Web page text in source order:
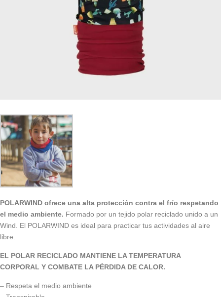
POLARWIND ofrece una alta protección contra el frío respetando
el medio ambiente. Formado por un tejido polar reciclado unido a un
Wind. El POLARWIND es ideal para practicar tus actividades al aire
libre.
EL POLAR RECICLADO MANTIENE LA TEMPERATURA
CORPORAL Y COMBATE LA PÉRDIDA DE CALOR.
– Respeta el medio ambiente